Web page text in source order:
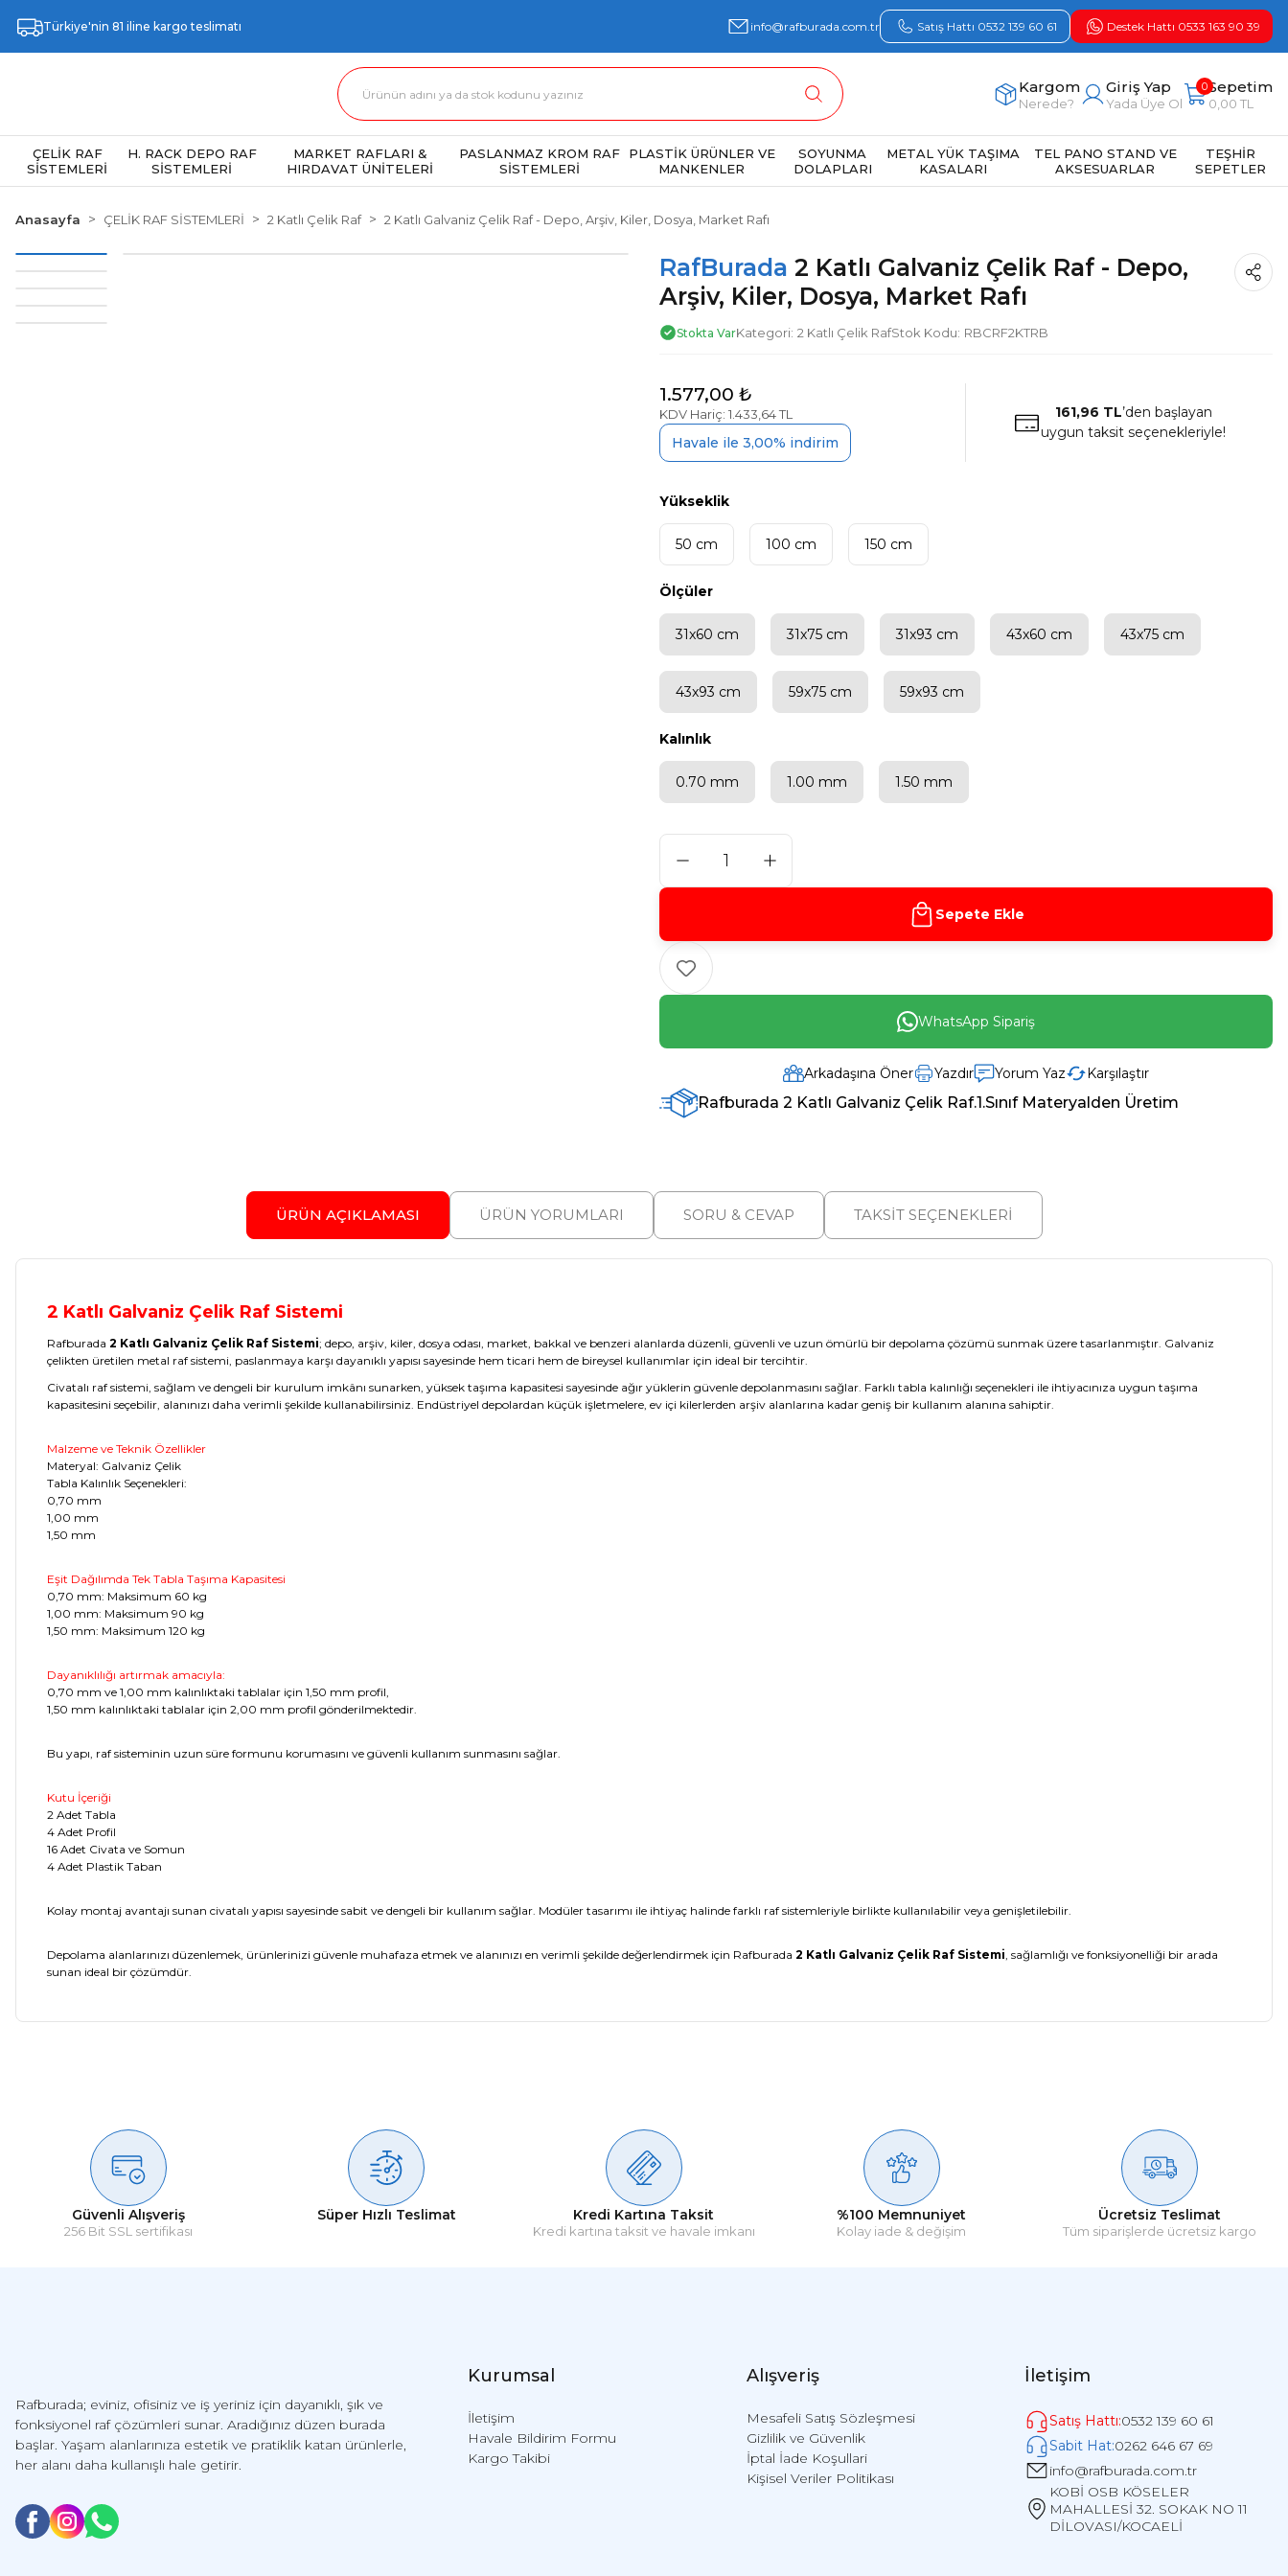
Türkiye'nin 81 iline kargo teslimatı info@rafburada.com.tr Satış Hattı 0532 139 60 61 Destek Hattı 0533 163 90 39
Kargom
Nerede?
Giriş Yap
Yada Üye Ol
0Sepetim
0,00 TL
ÇELİK RAF
SİSTEMLERİ
H. RACK DEPO RAF
SİSTEMLERİ
MARKET RAFLARI &
HIRDAVAT ÜNİTELERİ
PASLANMAZ KROM RAF
SİSTEMLERİ
PLASTİK ÜRÜNLER VE
MANKENLER
SOYUNMA
DOLAPLARI
METAL YÜK TAŞIMA
KASALARI
TEL PANO STAND VE
AKSESUARLAR
TEŞHİR
SEPETLER
Anasayfa ÇELİK RAF SİSTEMLERİ 2 Katlı Çelik Raf 2 Katlı Galvaniz Çelik Raf - Depo, Arşiv, Kiler, Dosya, Market Rafı
RafBurada 2 Katlı Galvaniz Çelik Raf - Depo,
Arşiv, Kiler, Dosya, Market Rafı
Stokta VarKategori 2 Katlı Çelik RafStok Kodu RBCRF2KTRB
1.577,00 ₺
KDV Hariç: 1.433,64 TL
Havale ile 3,00% indirim
161,96 TL’den başlayan
uygun taksit seçenekleriyle!
Yükseklik
50 cm 100 cm 150 cm
Ölçüler
31x60 cm 31x75 cm 31x93 cm 43x60 cm 43x75 cm
43x93 cm 59x75 cm 59x93 cm
Kalınlık
0.70 mm 1.00 mm 1.50 mm
Sepete Ekle
WhatsApp Sipariş
Arkadaşına Öner Yazdır Yorum Yaz Karşılaştır
Rafburada 2 Katlı Galvaniz Çelik Raf.1.Sınıf Materyalden Üretim
ÜRÜN AÇIKLAMASI ÜRÜN YORUMLARI SORU & CEVAP TAKSİT SEÇENEKLERİ
2 Katlı Galvaniz Çelik Raf Sistemi
Rafburada 2 Katlı Galvaniz Çelik Raf Sistemi; depo, arşiv, kiler, dosya odası, market, bakkal ve benzeri alanlarda düzenli, güvenli ve uzun ömürlü bir depolama çözümü sunmak üzere tasarlanmıştır. Galvaniz
çelikten üretilen metal raf sistemi, paslanmaya karşı dayanıklı yapısı sayesinde hem ticari hem de bireysel kullanımlar için ideal bir tercihtir.
Civatalı raf sistemi, sağlam ve dengeli bir kurulum imkânı sunarken, yüksek taşıma kapasitesi sayesinde ağır yüklerin güvenle depolanmasını sağlar. Farklı tabla kalınlığı seçenekleri ile ihtiyacınıza uygun taşıma
kapasitesini seçebilir, alanınızı daha verimli şekilde kullanabilirsiniz. Endüstriyel depolardan küçük işletmelere, ev içi kilerlerden arşiv alanlarına kadar geniş bir kullanım alanına sahiptir.
Malzeme ve Teknik Özellikler
Materyal: Galvaniz Çelik
Tabla Kalınlık Seçenekleri:
0,70 mm
1,00 mm
1,50 mm
Eşit Dağılımda Tek Tabla Taşıma Kapasitesi
0,70 mm: Maksimum 60 kg
1,00 mm: Maksimum 90 kg
1,50 mm: Maksimum 120 kg
Dayanıklılığı artırmak amacıyla:
0,70 mm ve 1,00 mm kalınlıktaki tablalar için 1,50 mm profil,
1,50 mm kalınlıktaki tablalar için 2,00 mm profil gönderilmektedir.
Bu yapı, raf sisteminin uzun süre formunu korumasını ve güvenli kullanım sunmasını sağlar.
Kutu İçeriği
2 Adet Tabla
4 Adet Profil
16 Adet Civata ve Somun
4 Adet Plastik Taban
Kolay montaj avantajı sunan civatalı yapısı sayesinde sabit ve dengeli bir kullanım sağlar. Modüler tasarımı ile ihtiyaç halinde farklı raf sistemleriyle birlikte kullanılabilir veya genişletilebilir.
Depolama alanlarınızı düzenlemek, ürünlerinizi güvenle muhafaza etmek ve alanınızı en verimli şekilde değerlendirmek için Rafburada 2 Katlı Galvaniz Çelik Raf Sistemi, sağlamlığı ve fonksiyonelliği bir arada
sunan ideal bir çözümdür.
Cok Kaliteli
Ikinci alışverişim, ürünler oldukca kaliteli ve magaza iletisimi ise gercekten harika.. Paketleme konusunda pek bir sıkıntı yasamamis olsam da kargo firmalarinin tasima hoyratligini görünce keske diyorum
ambalajlama yonteminde daha güçlü bir secenek düşünüp oyle gonderseler.. Ama ben gercekten memnunum, ne zaman ihtiyac duysam tereddut etmeden alir ve tavsiye ederim.
Abdulkadir UYANIK | 26/06/2026 | 43x93 cm - 50 cm - 1.50 mm
Soru Sor
Güvenli Alışveriş
256 Bit SSL sertifikası
Süper Hızlı Teslimat Kredi Kartına Taksit
Kredi kartına taksit ve havale imkanı
%100 Memnuniyet
Kolay iade & değişim
Ücretsiz Teslimat
Tüm siparişlerde ücretsiz kargo
Rafburada; eviniz, ofisiniz ve iş yeriniz için dayanıklı, şık ve
fonksiyonel raf çözümleri sunar. Aradığınız düzen burada
başlar. Yaşam alanlarınıza estetik ve pratiklik katan ürünlerle,
her alanı daha kullanışlı hale getirir.
Kurumsal
İletişim
Havale Bildirim Formu
Kargo Takibi
Alışveriş
Mesafeli Satış Sözleşmesi
Gizlilik ve Güvenlik
İptal İade Koşullari
Kişisel Veriler Politikası
İletişim
Satış Hattı:0532 139 60 61
Sabit Hat:0262 646 67 69
info@rafburada.com.tr
KOBİ OSB KÖSELER
MAHALLESİ 32. SOKAK NO 11
DİLOVASI/KOCAELİ